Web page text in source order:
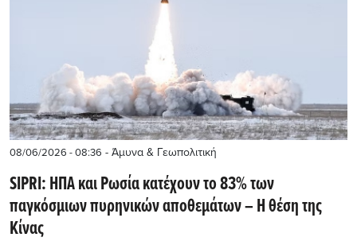
08/06/2026 - 08:36 - Άμυνα & Γεωπολιτική
SIPRI: ΗΠΑ και Ρωσία κατέχουν το 83% των
παγκόσμιων πυρηνικών αποθεμάτων – Η θέση της
Κίνας